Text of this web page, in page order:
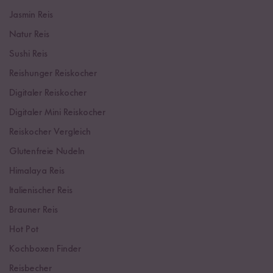
Jasmin Reis
Natur Reis
Sushi Reis
Reishunger Reiskocher
Digitaler Reiskocher
Digitaler Mini Reiskocher
Reiskocher Vergleich
Glutenfreie Nudeln
Himalaya Reis
Italienischer Reis
Brauner Reis
Hot Pot
Kochboxen Finder
Reisbecher